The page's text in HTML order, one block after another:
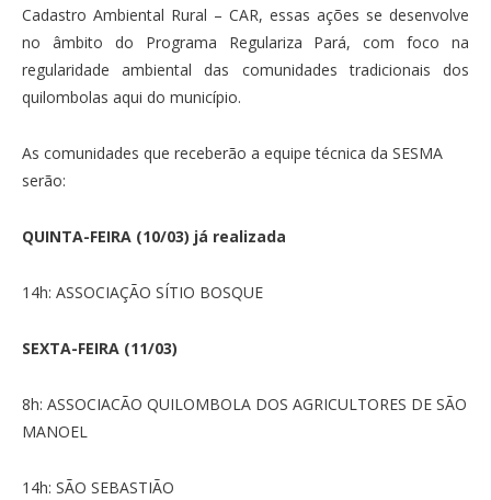
Cadastro Ambiental Rural – CAR, essas ações se desenvolve
no âmbito do Programa Regulariza Pará, com foco na
regularidade ambiental das comunidades tradicionais dos
quilombolas aqui do município.
As comunidades que receberão a equipe técnica da SESMA
serão:
QUINTA-FEIRA (10/03) já realizada
14h: ASSOCIAÇÃO SÍTIO BOSQUE
SEXTA-FEIRA (11/03)
8h: ASSOCIACÃO QUILOMBOLA DOS AGRICULTORES DE SÃO
MANOEL
14h: SÃO SEBASTIÃO